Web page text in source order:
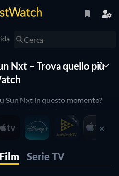
Nxt – Trova quello più
Sun Nxt in questo momento?
organizzato i film
aiutarti a scegliere i migliori
Non devi far altro che utilizzare i
Film Serie TV